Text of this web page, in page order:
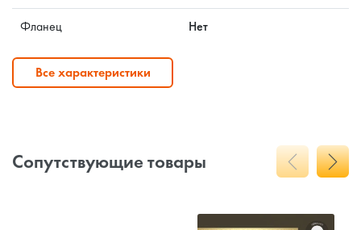
Фланец Нет
Все характеристики
Сопутствующие товары